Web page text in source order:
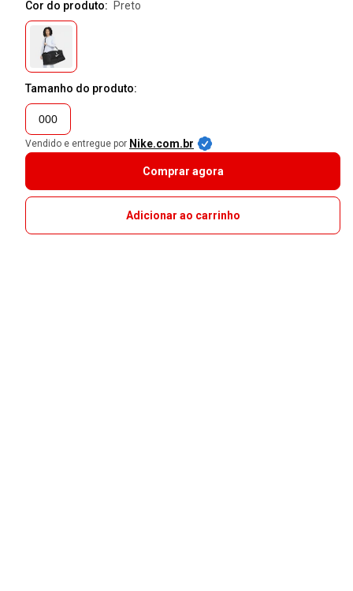
Cor do produto:
preto
Tamanho do produto:
000
Vendido e entregue por Nike.com.br
Comprar agora
Adicionar ao carrinho